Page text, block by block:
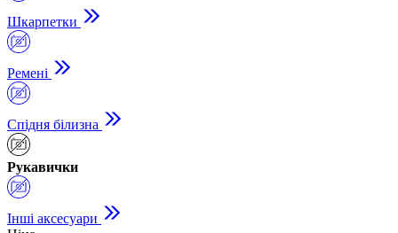
Шкарпетки
Ремені
Спідня білизна
Рукавички
Інші аксесуари